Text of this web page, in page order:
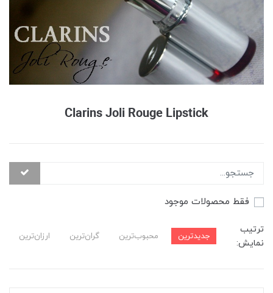
Clarins Joli Rouge Lipstick
فقط محصولات موجود
ترتیب
نمایش:
جدیدترین محبوب‌ترین گران‌ترین ارزان‌ترین